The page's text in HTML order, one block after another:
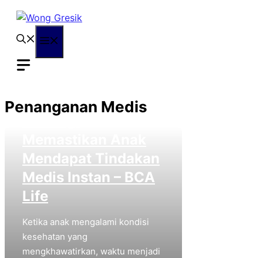
Langsung
Penanganan Medis
Penanganan Sangat
Penting:
Mendapat Tindakan
Medis Instan – BCA
Life
Ketika anak mengalami kondisi
kesehatan yang
mengkhawatirkan, waktu menjadi